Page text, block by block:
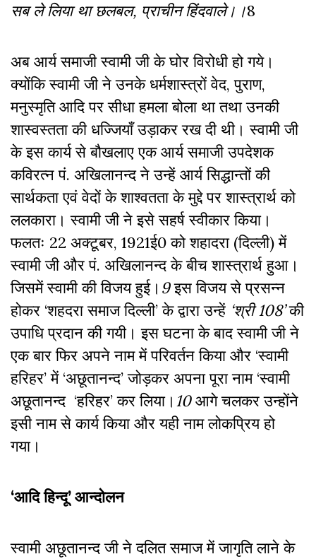
सब ले लिया था छलबल, प्राचीन हिंदवाले।।8
अब आर्य समाजी स्वामी जी के घोर विरोधी हो गये।
क्योंकि स्वामी जी ने उनके धर्मशास्त्रों वेद, पुराण,
मनुस्मृति आदि पर सीधा हमला बोला था तथा उनकी
शास्वस्तता की धज्जियाँ उड़ाकर रख दी थी। स्वामी जी
के इस कार्य से बौखलाए एक आर्य समाजी उपदेशक
कविरत्न पं. अखिलानन्द ने उन्हें आर्य सिद्धान्तों की
सार्थकता एवं वेदों के शाश्वतता के मुद्दे पर शास्त्रार्थ को
ललकारा। स्वामी जी ने इसे सहर्ष स्वीकार किया।
फलतः 22 अक्टूबर, 1921ई0 को शहादरा (दिल्ली) में
स्वामी जी और पं. अखिलानन्द के बीच शास्त्रार्थ हुआ।
जिसमें स्वामी की विजय हुई। 9इस विजय से प्रसन्न
होकर ‘शहदरा समाज दिल्ली’ के द्वारा उन्हें ‘श्री 108’की
उपाधि प्रदान की गयी। इस घटना के बाद स्वामी जी ने
एक बार फिर अपने नाम में परिवर्तन किया और ‘स्वामी
हरिहर’ में ‘अछूतानन्द’ जोड़कर अपना पूरा नाम ‘स्वामी
अछूतानन्द ‘हरिहर’ कर लिया। 10आगे चलकर उन्होंने
इसी नाम से कार्य किया और यही नाम लोकप्रिय हो
गया।
‘आदि हिन्दू’ आन्दोलन
स्वामी अछूतानन्द जी ने दलित समाज में जागृति लाने के